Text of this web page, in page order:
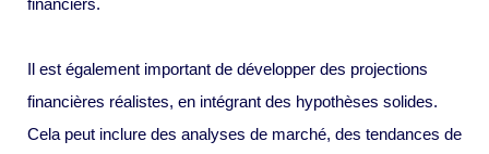
financiers.
Il est également important de développer des projections
financières réalistes, en intégrant des hypothèses solides.
Cela peut inclure des analyses de marché, des tendances de